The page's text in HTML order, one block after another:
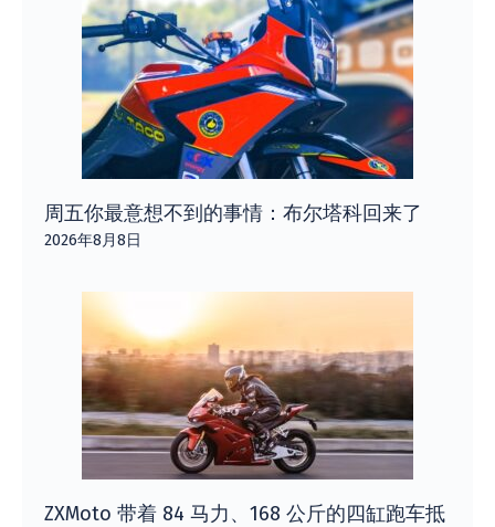
周五你最意想不到的事情：布尔塔科回来了
2026年8月8日
ZXMoto 带着 84 马力、168 公斤的四缸跑车抵